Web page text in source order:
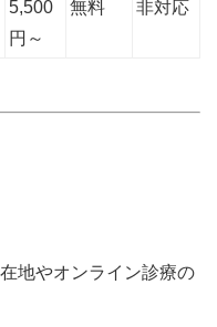
5,500
円～
無料 非対応
地やオンライン診療の